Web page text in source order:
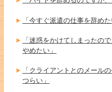
「今すぐ派遣の仕事を辞めた
「迷惑をかけてしまったの
やめたい」
「クライアントとのメール
つらい」